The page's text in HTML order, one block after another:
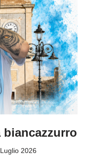
biancazzurro
2026